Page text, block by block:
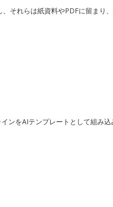
それらは紙資料やPDFに留まり
をAIテンプレートとして組み込